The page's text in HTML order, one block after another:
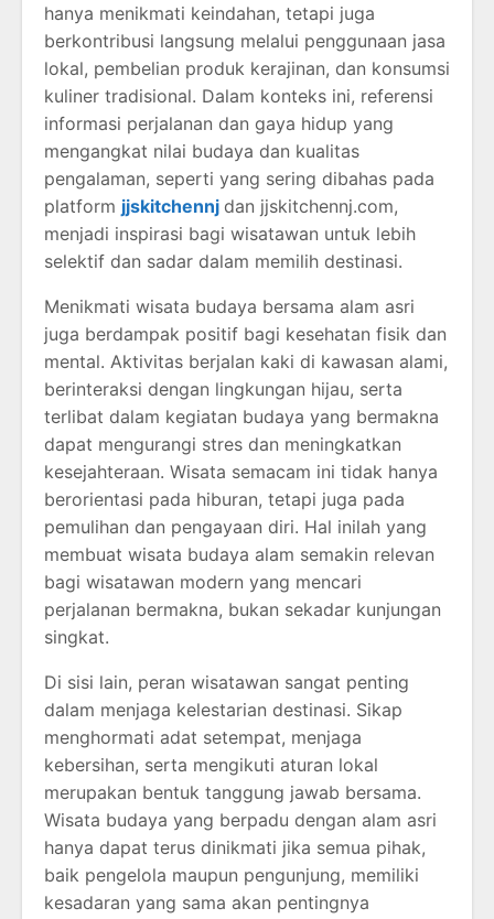
hanya menikmati keindahan, tetapi juga
berkontribusi langsung melalui penggunaan jasa
lokal, pembelian produk kerajinan, dan konsumsi
kuliner tradisional. Dalam konteks ini, referensi
informasi perjalanan dan gaya hidup yang
mengangkat nilai budaya dan kualitas
pengalaman, seperti yang sering dibahas pada
platform jjskitchennj dan jjskitchennj.com,
menjadi inspirasi bagi wisatawan untuk lebih
selektif dan sadar dalam memilih destinasi.
Menikmati wisata budaya bersama alam asri
juga berdampak positif bagi kesehatan fisik dan
mental. Aktivitas berjalan kaki di kawasan alami,
berinteraksi dengan lingkungan hijau, serta
terlibat dalam kegiatan budaya yang bermakna
dapat mengurangi stres dan meningkatkan
kesejahteraan. Wisata semacam ini tidak hanya
berorientasi pada hiburan, tetapi juga pada
pemulihan dan pengayaan diri. Hal inilah yang
membuat wisata budaya alam semakin relevan
bagi wisatawan modern yang mencari
perjalanan bermakna, bukan sekadar kunjungan
singkat.
Di sisi lain, peran wisatawan sangat penting
dalam menjaga kelestarian destinasi. Sikap
menghormati adat setempat, menjaga
kebersihan, serta mengikuti aturan lokal
merupakan bentuk tanggung jawab bersama.
Wisata budaya yang berpadu dengan alam asri
hanya dapat terus dinikmati jika semua pihak,
baik pengelola maupun pengunjung, memiliki
kesadaran yang sama akan pentingnya